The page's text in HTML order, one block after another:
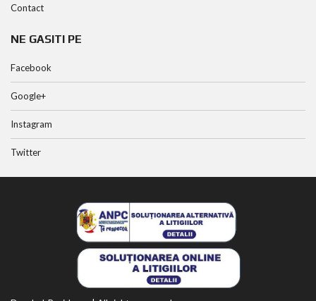
Contact
NE GASITI PE
Facebook
Google+
Instagram
Twitter